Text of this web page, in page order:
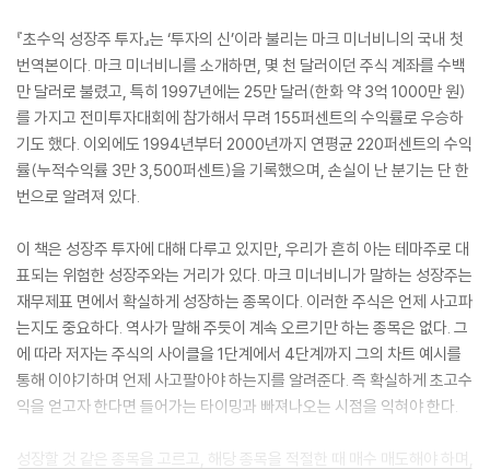
『초수익 성장주 투자』는 ‘투자의 신’이라 불리는 마크 미너비니의 국내 첫
번역본이다. 마크 미너비니를 소개하면, 몇 천 달러이던 주식 계좌를 수백
만 달러로 불렸고, 특히 1997년에는 25만 달러(한화 약 3억 1000만 원)
를 가지고 전미투자대회에 참가해서 무려 155퍼센트의 수익률로 우승하
기도 했다. 이외에도 1994년부터 2000년까지 연평균 220퍼센트의 수익
률(누적수익률 3만 3,500퍼센트)을 기록했으며, 손실이 난 분기는 단 한
번으로 알려져 있다.
이 책은 성장주 투자에 대해 다루고 있지만, 우리가 흔히 아는 테마주로 대
표되는 위험한 성장주와는 거리가 있다. 마크 미너비니가 말하는 성장주는
재무제표 면에서 확실하게 성장하는 종목이다. 이러한 주식은 언제 사고파
는지도 중요하다. 역사가 말해 주듯이 계속 오르기만 하는 종목은 없다. 그
에 따라 저자는 주식의 사이클을 1단계에서 4단계까지 그의 차트 예시를
통해 이야기하며 언제 사고팔아야 하는지를 알려준다. 즉 확실하게 초고수
익을 얻고자 한다면 들어가는 타이밍과 빠져나오는 시점을 익혀야 한다.
성장할 것 같은 종목을 고르고, 해당 종목을 적절한 때 매수 매도해야 하며,